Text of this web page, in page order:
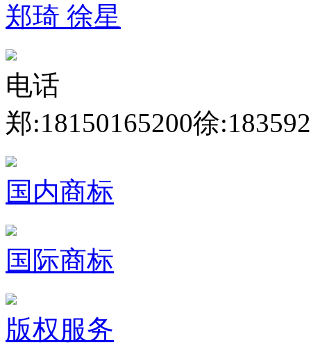
郑琦 徐星
电话
郑:18150165200徐
国内商标
国际商标
版权服务